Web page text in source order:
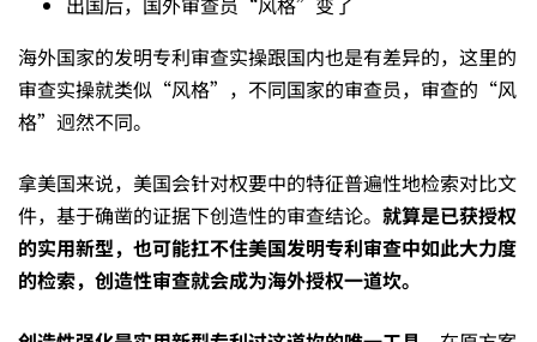
对
了？
海外国家的发明专利审查实操跟国内也是有差异的，这里的
审查实操就类似“风格”，不同国家的审查员，审查的“风
格”迥然不同。
拿美国来说，美国会针对权要中的特征普遍性地检索对比文
件，基于确凿的证据下创造性的审查结论。 就算是已获授权
的实用新型，也可能扛不住美国发明专利审查中如此大力度
的检索，创造性审查就会成为海外授权一道坎。